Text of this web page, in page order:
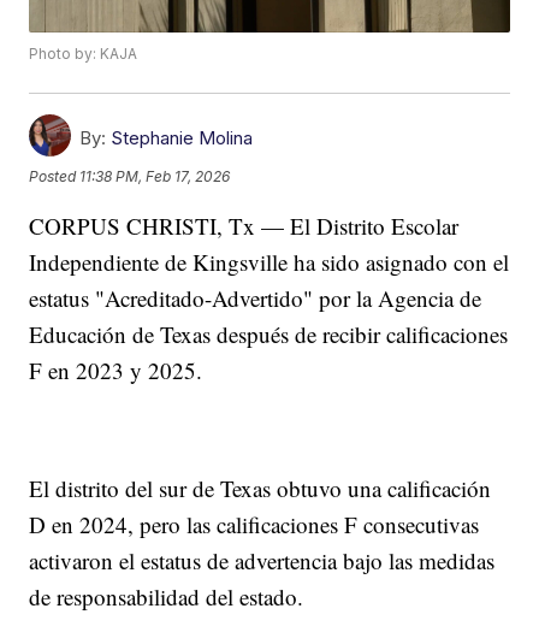
Photo by: KAJA
By: Stephanie Molina
Posted 11:38 PM, Feb 17, 2026
CORPUS CHRISTI, Tx — El Distrito Escolar
Independiente de Kingsville ha sido asignado con el
estatus "Acreditado-Advertido" por la Agencia de
Educación de Texas después de recibir calificaciones
F en 2023 y 2025.
El distrito del sur de Texas obtuvo una calificación
D en 2024, pero las calificaciones F consecutivas
activaron el estatus de advertencia bajo las medidas
de responsabilidad del estado.